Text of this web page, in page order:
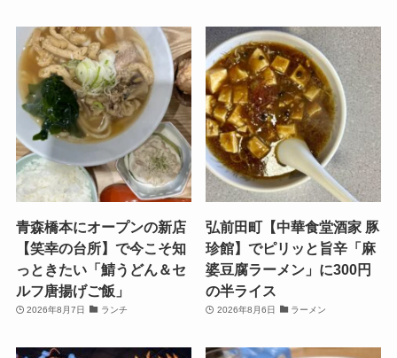
青森橋本にオープンの新店
【笑幸の台所】で今こそ知
っときたい「鯖うどん＆セ
ルフ唐揚げご飯」
2026年8月7日 ランチ
弘前田町【中華食堂酒家 豚
珍館】でピリッと旨辛「麻
婆豆腐ラーメン」に300円
の半ライス
2026年8月6日 ラーメン